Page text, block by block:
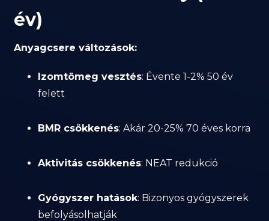
év)
Anyagcsere változások:
Izomtömeg vesztés: Évente 1-2% 50 év
felett
BMR csökkenés: Akár 20-25% 70 éves korra
Aktivitás csökkenés: NEAT redukció
Gyógyszer hatások: Bizonyos gyógyszerek
befolyásolhatják